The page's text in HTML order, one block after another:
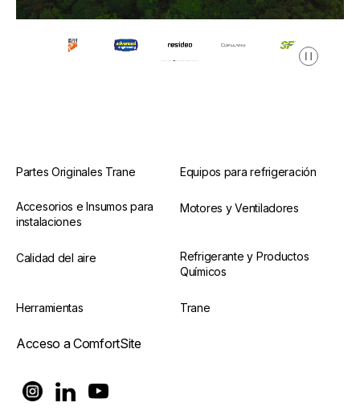
Pausa
Partes Originales Trane Equipos para refrigeración
Accesorios e Insumos para
instalaciones
Motores y Ventiladores
Calidad del aire
Refrigerante y Productos
Químicos
Herramientas Trane
Acceso a ComfortSite